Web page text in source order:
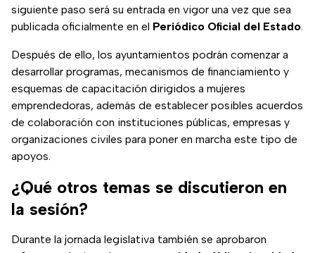
siguiente paso será su entrada en vigor una vez que sea
publicada oficialmente en el Periódico Oficial del Estado
Después de ello, los ayuntamientos podrán comenzar a
desarrollar programas, mecanismos de financiamiento y
esquemas de capacitación dirigidos a mujeres
emprendedoras, además de establecer posibles acuerdos
de colaboración con instituciones públicas, empresas y
organizaciones civiles para poner en marcha este tipo de
apoyos.
¿Qué otros temas se discutieron en
la sesión?
Durante la jornada legislativa también se aprobaron